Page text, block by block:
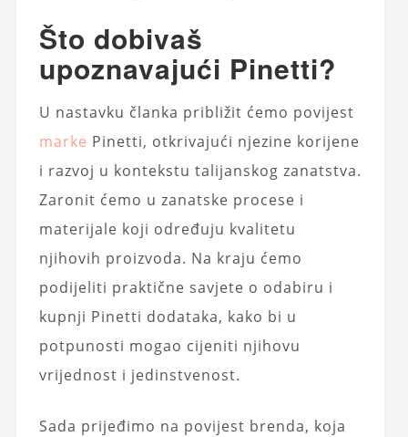
Što dobivaš
upoznavajući Pinetti?
U nastavku članka približit ćemo povijest
marke Pinetti, otkrivajući njezine korijene
i razvoj u kontekstu talijanskog zanatstva.
Zaronit ćemo u zanatske procese i
materijale koji određuju kvalitetu
njihovih proizvoda. Na kraju ćemo
podijeliti praktične savjete o odabiru i
kupnji Pinetti dodataka, kako bi u
potpunosti mogao cijeniti njihovu
vrijednost i jedinstvenost.
Sada prijeđimo na povijest brenda, koja